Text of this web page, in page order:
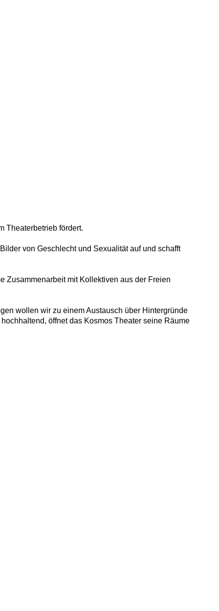
Theaterbetrieb fördert.
von Geschlecht und Sexualität auf und schafft
Zusammenarbeit mit Kollektiven aus der Freien
wollen wir zu einem Austausch über Hintergründe
öffnet das Kosmos Theater seine Räume